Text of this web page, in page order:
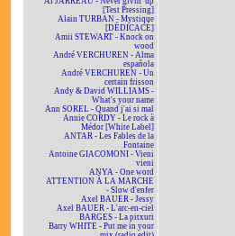
[Test Pressing]
Alain TURBAN - Mystique
[DÉDICACÉ]
Amii STEWART - Knock on
wood
André VERCHUREN - Alma
española
André VERCHUREN - Un
certain frisson
Andy & David WILLIAMS -
What's your name
Ann SOREL - Quand j'ai si mal
Annie CORDY - Le rock à
Médor [White Label]
ANTAR - Les Fables de la
Fontaine
Antoine GIACOMONI - Vieni
vieni
ANYA - One word
ATTENTION À LA MARCHE
- Slow d'enfer
Axel BAUER - Jessy
Axel BAUER - L'arc-en-ciel
BARGES - La pitxuri
Barry WHITE - Put me in your